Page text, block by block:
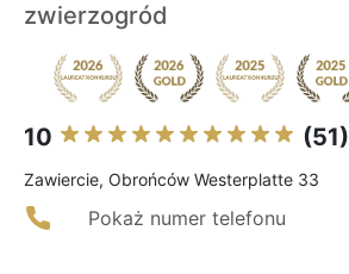
zwierzogród
10 (51)
Zawiercie, Obrońców Westerplatte 33
Pokaż numer telefonu